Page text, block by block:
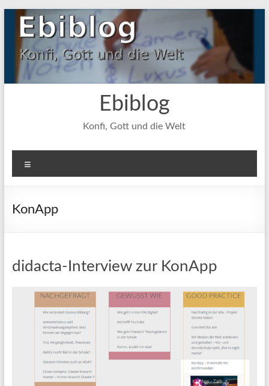
Zum
Inhalt
springen
Ebiblog
Konfi, Gott und die Welt
KonApp
didacta-Interview zur KonApp